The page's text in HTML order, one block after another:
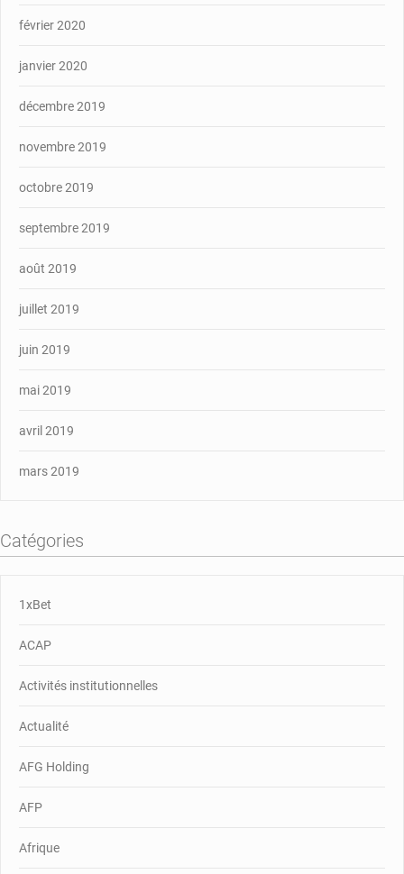
février 2020
janvier 2020
décembre 2019
novembre 2019
octobre 2019
septembre 2019
août 2019
juillet 2019
juin 2019
mai 2019
avril 2019
mars 2019
Catégories
1xBet
ACAP
Activités institutionnelles
Actualité
AFG Holding
AFP
Afrique